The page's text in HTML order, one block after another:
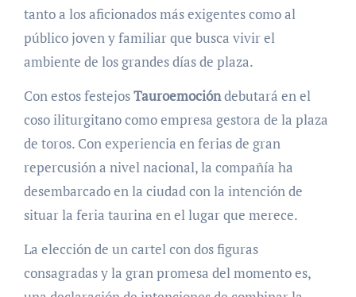
tanto a los aficionados más exigentes como al
público joven y familiar que busca vivir el
ambiente de los grandes días de plaza.
Con estos festejosTauroemocióndebutará en el
coso iliturgitano como empresa gestora de la plaza
de toros. Con experiencia en ferias de gran
repercusión a nivel nacional, la compañía ha
desembarcado en la ciudad con la intención de
situar la feria taurina en el lugar que merece.
La elección de un cartel con dos figuras
consagradas y la gran promesa del momento es,